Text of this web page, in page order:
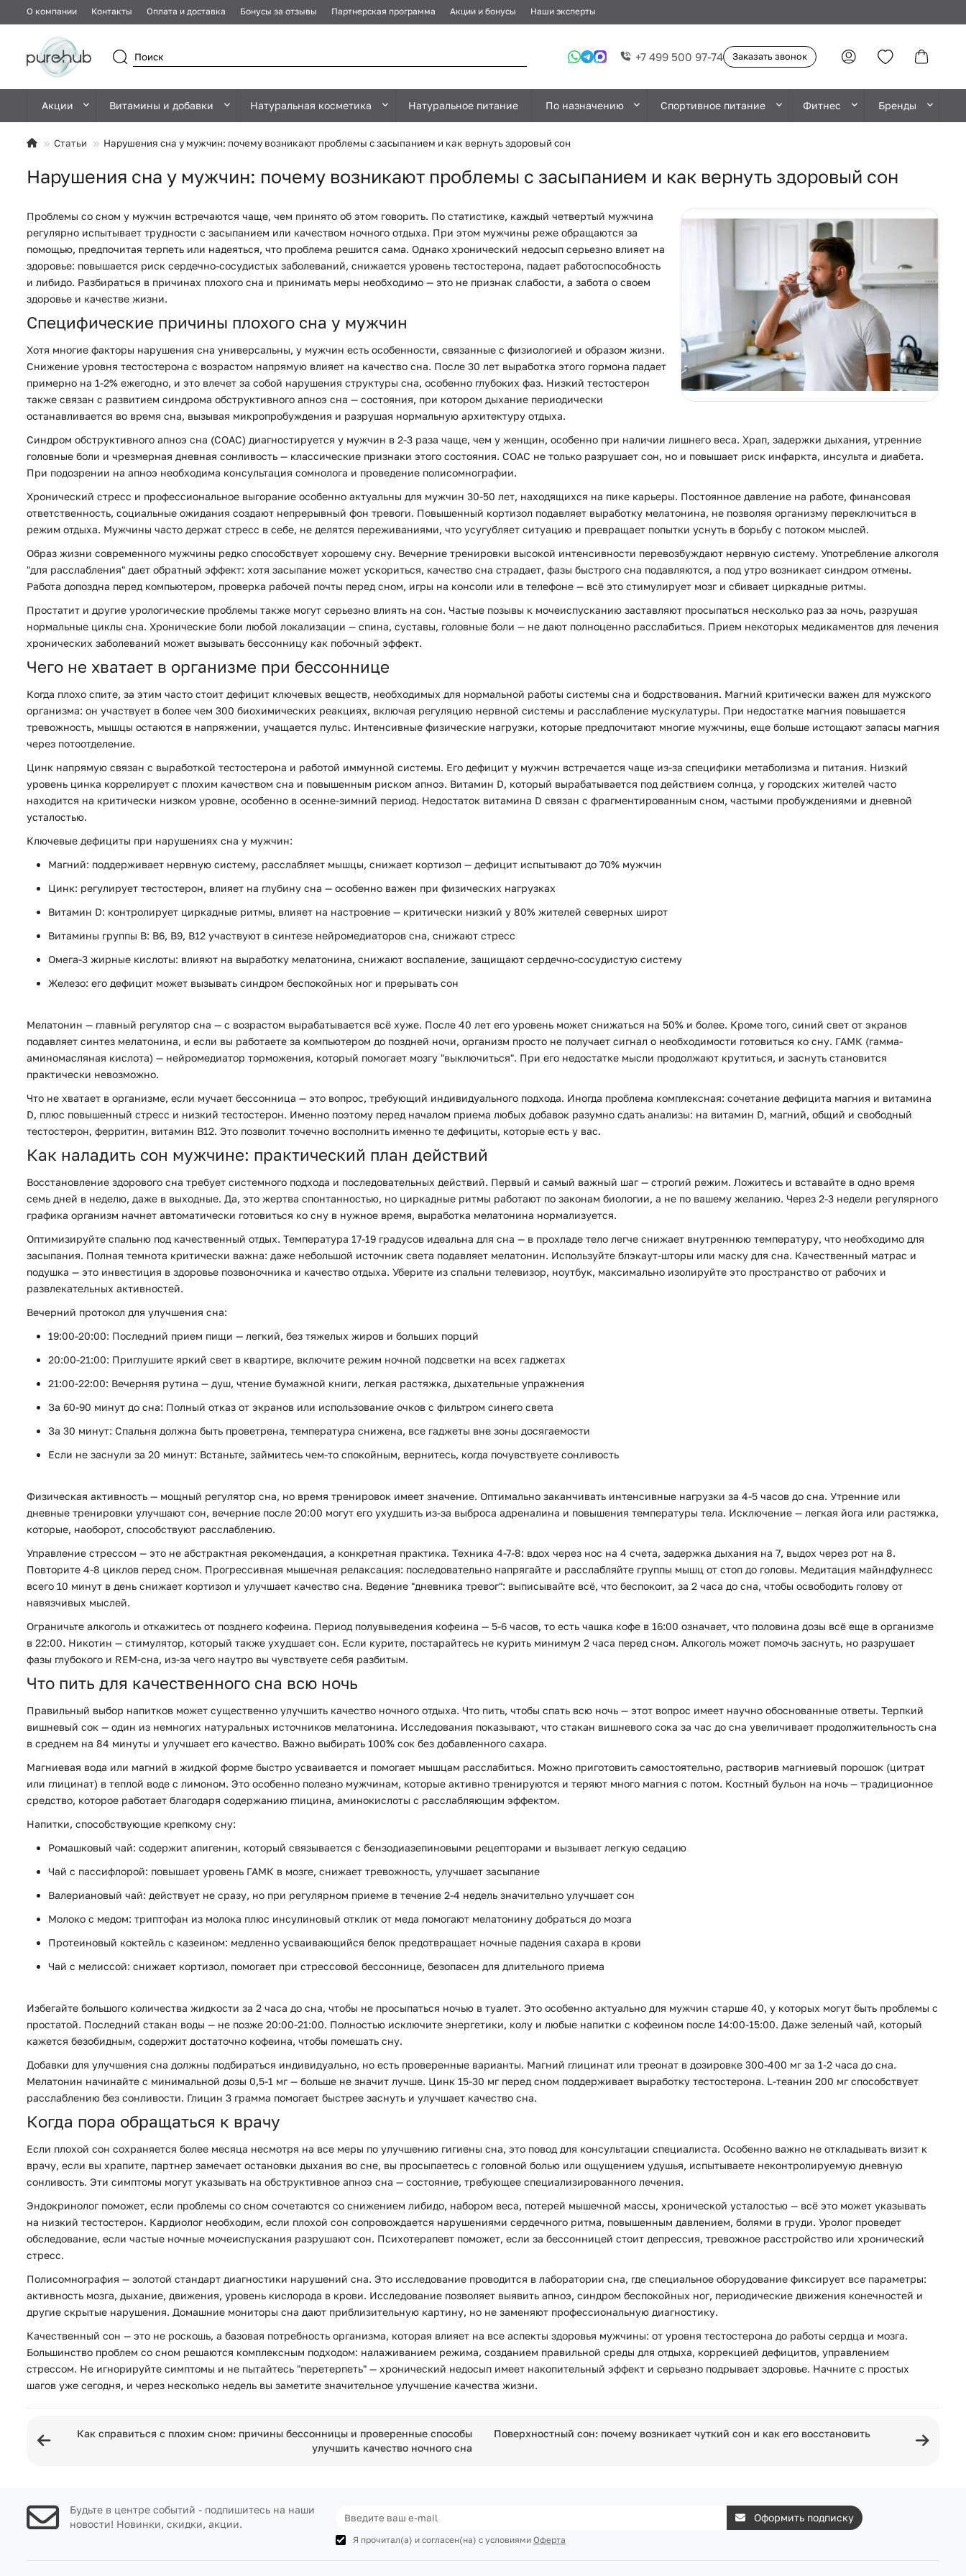
О компании Контакты Оплата и доставка Бонусы за отзывы Партнерская программа Акции и бонусы Наши эксперты
+7 499 500 97-74 Заказать звонок
Акции Витамины и добавки Натуральная косметика Натуральное питание По назначению Спортивное питание Фитнес Бренды
Статьи Нарушения сна у мужчин: почему возникают проблемы с засыпанием и как вернуть здоровый сон
Нарушения сна у мужчин: почему возникают проблемы с засыпанием и как вернуть здоровый сон
Проблемы со сном у мужчин встречаются чаще, чем принято об этом говорить. По статистике, каждый четвертый мужчина
регулярно испытывает трудности с засыпанием или качеством ночного отдыха. При этом мужчины реже обращаются за
помощью, предпочитая терпеть или надеяться, что проблема решится сама. Однако хронический недосып серьезно влияет на
здоровье: повышается риск сердечно-сосудистых заболеваний, снижается уровень тестостерона, падает работоспособность
и либидо. Разбираться в причинах плохого сна и принимать меры необходимо — это не признак слабости, а забота о своем
здоровье и качестве жизни.
Специфические причины плохого сна у мужчин
Хотя многие факторы нарушения сна универсальны, у мужчин есть особенности, связанные с физиологией и образом жизни.
Снижение уровня тестостерона с возрастом напрямую влияет на качество сна. После 30 лет выработка этого гормона падает
примерно на 1-2% ежегодно, и это влечет за собой нарушения структуры сна, особенно глубоких фаз. Низкий тестостерон
также связан с развитием синдрома обструктивного апноэ сна — состояния, при котором дыхание периодически
останавливается во время сна, вызывая микропробуждения и разрушая нормальную архитектуру отдыха.
Синдром обструктивного апноэ сна (СОАС) диагностируется у мужчин в 2-3 раза чаще, чем у женщин, особенно при наличии лишнего веса. Храп, задержки дыхания, утренние
головные боли и чрезмерная дневная сонливость — классические признаки этого состояния. СОАС не только разрушает сон, но и повышает риск инфаркта, инсульта и диабета.
При подозрении на апноэ необходима консультация сомнолога и проведение полисомнографии.
Хронический стресс и профессиональное выгорание особенно актуальны для мужчин 30-50 лет, находящихся на пике карьеры. Постоянное давление на работе, финансовая
ответственность, социальные ожидания создают непрерывный фон тревоги. Повышенный кортизол подавляет выработку мелатонина, не позволяя организму переключиться в
режим отдыха. Мужчины часто держат стресс в себе, не делятся переживаниями, что усугубляет ситуацию и превращает попытки уснуть в борьбу с потоком мыслей.
Образ жизни современного мужчины редко способствует хорошему сну. Вечерние тренировки высокой интенсивности перевозбуждают нервную систему. Употребление алкоголя
"для расслабления" дает обратный эффект: хотя засыпание может ускориться, качество сна страдает, фазы быстрого сна подавляются, а под утро возникает синдром отмены.
Работа допоздна перед компьютером, проверка рабочей почты перед сном, игры на консоли или в телефоне — всё это стимулирует мозг и сбивает циркадные ритмы.
Простатит и другие урологические проблемы также могут серьезно влиять на сон. Частые позывы к мочеиспусканию заставляют просыпаться несколько раз за ночь, разрушая
нормальные циклы сна. Хронические боли любой локализации — спина, суставы, головные боли — не дают полноценно расслабиться. Прием некоторых медикаментов для лечения
хронических заболеваний может вызывать бессонницу как побочный эффект.
Чего не хватает в организме при бессоннице
Когда плохо спите, за этим часто стоит дефицит ключевых веществ, необходимых для нормальной работы системы сна и бодрствования. Магний критически важен для мужского
организма: он участвует в более чем 300 биохимических реакциях, включая регуляцию нервной системы и расслабление мускулатуры. При недостатке магния повышается
тревожность, мышцы остаются в напряжении, учащается пульс. Интенсивные физические нагрузки, которые предпочитают многие мужчины, еще больше истощают запасы магния
через потоотделение.
Цинк напрямую связан с выработкой тестостерона и работой иммунной системы. Его дефицит у мужчин встречается чаще из-за специфики метаболизма и питания. Низкий
уровень цинка коррелирует с плохим качеством сна и повышенным риском апноэ. Витамин D, который вырабатывается под действием солнца, у городских жителей часто
находится на критически низком уровне, особенно в осенне-зимний период. Недостаток витамина D связан с фрагментированным сном, частыми пробуждениями и дневной
усталостью.
Ключевые дефициты при нарушениях сна у мужчин:
Магний: поддерживает нервную систему, расслабляет мышцы, снижает кортизол — дефицит испытывают до 70% мужчин
Цинк: регулирует тестостерон, влияет на глубину сна — особенно важен при физических нагрузках
Витамин D: контролирует циркадные ритмы, влияет на настроение — критически низкий у 80% жителей северных широт
Витамины группы B: B6, B9, B12 участвуют в синтезе нейромедиаторов сна, снижают стресс
Омега-3 жирные кислоты: влияют на выработку мелатонина, снижают воспаление, защищают сердечно-сосудистую систему
Железо: его дефицит может вызывать синдром беспокойных ног и прерывать сон
Мелатонин — главный регулятор сна — с возрастом вырабатывается всё хуже. После 40 лет его уровень может снижаться на 50% и более. Кроме того, синий свет от экранов
подавляет синтез мелатонина, и если вы работаете за компьютером до поздней ночи, организм просто не получает сигнал о необходимости готовиться ко сну. ГАМК (гамма-
аминомасляная кислота) — нейромедиатор торможения, который помогает мозгу "выключиться". При его недостатке мысли продолжают крутиться, и заснуть становится
практически невозможно.
Что не хватает в организме, если мучает бессонница — это вопрос, требующий индивидуального подхода. Иногда проблема комплексная: сочетание дефицита магния и витамина
D, плюс повышенный стресс и низкий тестостерон. Именно поэтому перед началом приема любых добавок разумно сдать анализы: на витамин D, магний, общий и свободный
тестостерон, ферритин, витамин B12. Это позволит точечно восполнить именно те дефициты, которые есть у вас.
Как наладить сон мужчине: практический план действий
Восстановление здорового сна требует системного подхода и последовательных действий. Первый и самый важный шаг — строгий режим. Ложитесь и вставайте в одно время
семь дней в неделю, даже в выходные. Да, это жертва спонтанностью, но циркадные ритмы работают по законам биологии, а не по вашему желанию. Через 2-3 недели регулярного
графика организм начнет автоматически готовиться ко сну в нужное время, выработка мелатонина нормализуется.
Оптимизируйте спальню под качественный отдых. Температура 17-19 градусов идеальна для сна — в прохладе тело легче снижает внутреннюю температуру, что необходимо для
засыпания. Полная темнота критически важна: даже небольшой источник света подавляет мелатонин. Используйте блэкаут-шторы или маску для сна. Качественный матрас и
подушка — это инвестиция в здоровье позвоночника и качество отдыха. Уберите из спальни телевизор, ноутбук, максимально изолируйте это пространство от рабочих и
развлекательных активностей.
Вечерний протокол для улучшения сна:
19:00-20:00: Последний прием пищи — легкий, без тяжелых жиров и больших порций
20:00-21:00: Приглушите яркий свет в квартире, включите режим ночной подсветки на всех гаджетах
21:00-22:00: Вечерняя рутина — душ, чтение бумажной книги, легкая растяжка, дыхательные упражнения
За 60-90 минут до сна: Полный отказ от экранов или использование очков с фильтром синего света
За 30 минут: Спальня должна быть проветрена, температура снижена, все гаджеты вне зоны досягаемости
Если не заснули за 20 минут: Встаньте, займитесь чем-то спокойным, вернитесь, когда почувствуете сонливость
Физическая активность — мощный регулятор сна, но время тренировок имеет значение. Оптимально заканчивать интенсивные нагрузки за 4-5 часов до сна. Утренние или
дневные тренировки улучшают сон, вечерние после 20:00 могут его ухудшить из-за выброса адреналина и повышения температуры тела. Исключение — легкая йога или растяжка,
которые, наоборот, способствуют расслаблению.
Управление стрессом — это не абстрактная рекомендация, а конкретная практика. Техника 4-7-8: вдох через нос на 4 счета, задержка дыхания на 7, выдох через рот на 8.
Повторите 4-8 циклов перед сном. Прогрессивная мышечная релаксация: последовательно напрягайте и расслабляйте группы мышц от стоп до головы. Медитация майндфулнесс
всего 10 минут в день снижает кортизол и улучшает качество сна. Ведение "дневника тревог": выписывайте всё, что беспокоит, за 2 часа до сна, чтобы освободить голову от
навязчивых мыслей.
Ограничьте алкоголь и откажитесь от позднего кофеина. Период полувыведения кофеина — 5-6 часов, то есть чашка кофе в 16:00 означает, что половина дозы всё еще в организме
в 22:00. Никотин — стимулятор, который также ухудшает сон. Если курите, постарайтесь не курить минимум 2 часа перед сном. Алкоголь может помочь заснуть, но разрушает
фазы глубокого и REM-сна, из-за чего наутро вы чувствуете себя разбитым.
Что пить для качественного сна всю ночь
Правильный выбор напитков может существенно улучшить качество ночного отдыха. Что пить, чтобы спать всю ночь — этот вопрос имеет научно обоснованные ответы. Терпкий
вишневый сок — один из немногих натуральных источников мелатонина. Исследования показывают, что стакан вишневого сока за час до сна увеличивает продолжительность сна
в среднем на 84 минуты и улучшает его качество. Важно выбирать 100% сок без добавленного сахара.
Магниевая вода или магний в жидкой форме быстро усваивается и помогает мышцам расслабиться. Можно приготовить самостоятельно, растворив магниевый порошок (цитрат
или глицинат) в теплой воде с лимоном. Это особенно полезно мужчинам, которые активно тренируются и теряют много магния с потом. Костный бульон на ночь — традиционное
средство, которое работает благодаря содержанию глицина, аминокислоты с расслабляющим эффектом.
Напитки, способствующие крепкому сну:
Ромашковый чай: содержит апигенин, который связывается с бензодиазепиновыми рецепторами и вызывает легкую седацию
Чай с пассифлорой: повышает уровень ГАМК в мозге, снижает тревожность, улучшает засыпание
Валериановый чай: действует не сразу, но при регулярном приеме в течение 2-4 недель значительно улучшает сон
Молоко с медом: триптофан из молока плюс инсулиновый отклик от меда помогают мелатонину добраться до мозга
Протеиновый коктейль с казеином: медленно усваивающийся белок предотвращает ночные падения сахара в крови
Чай с мелиссой: снижает кортизол, помогает при стрессовой бессоннице, безопасен для длительного приема
Избегайте большого количества жидкости за 2 часа до сна, чтобы не просыпаться ночью в туалет. Это особенно актуально для мужчин старше 40, у которых могут быть проблемы с
простатой. Последний стакан воды — не позже 20:00-21:00. Полностью исключите энергетики, колу и любые напитки с кофеином после 14:00-15:00. Даже зеленый чай, который
кажется безобидным, содержит достаточно кофеина, чтобы помешать сну.
Добавки для улучшения сна должны подбираться индивидуально, но есть проверенные варианты. Магний глицинат или треонат в дозировке 300-400 мг за 1-2 часа до сна.
Мелатонин начинайте с минимальной дозы 0,5-1 мг — больше не значит лучше. Цинк 15-30 мг перед сном поддерживает выработку тестостерона. L-теанин 200 мг способствует
расслаблению без сонливости. Глицин 3 грамма помогает быстрее заснуть и улучшает качество сна.
Когда пора обращаться к врачу
Если плохой сон сохраняется более месяца несмотря на все меры по улучшению гигиены сна, это повод для консультации специалиста. Особенно важно не откладывать визит к
врачу, если вы храпите, партнер замечает остановки дыхания во сне, вы просыпаетесь с головной болью или ощущением удушья, испытываете неконтролируемую дневную
сонливость. Эти симптомы могут указывать на обструктивное апноэ сна — состояние, требующее специализированного лечения.
Эндокринолог поможет, если проблемы со сном сочетаются со снижением либидо, набором веса, потерей мышечной массы, хронической усталостью — всё это может указывать
на низкий тестостерон. Кардиолог необходим, если плохой сон сопровождается нарушениями сердечного ритма, повышенным давлением, болями в груди. Уролог проведет
обследование, если частые ночные мочеиспускания разрушают сон. Психотерапевт поможет, если за бессонницей стоит депрессия, тревожное расстройство или хронический
стресс.
Полисомнография — золотой стандарт диагностики нарушений сна. Это исследование проводится в лаборатории сна, где специальное оборудование фиксирует все параметры:
активность мозга, дыхание, движения, уровень кислорода в крови. Исследование позволяет выявить апноэ, синдром беспокойных ног, периодические движения конечностей и
другие скрытые нарушения. Домашние мониторы сна дают приблизительную картину, но не заменяют профессиональную диагностику.
Качественный сон — это не роскошь, а базовая потребность организма, которая влияет на все аспекты здоровья мужчины: от уровня тестостерона до работы сердца и мозга.
Большинство проблем со сном решаются комплексным подходом: налаживанием режима, созданием правильной среды для отдыха, коррекцией дефицитов, управлением
стрессом. Не игнорируйте симптомы и не пытайтесь "перетерпеть" — хронический недосып имеет накопительный эффект и серьезно подрывает здоровье. Начните с простых
шагов уже сегодня, и через несколько недель вы заметите значительное улучшение качества жизни.
Как справиться с плохим сном: причины бессонницы и проверенные способы
улучшить качество ночного сна
Поверхностный сон: почему возникает чуткий сон и как его восстановить
Будьте в центре событий - подпишитесь на наши
новости! Новинки, скидки, акции.
Оформить подписку
Я прочитал(а) и согласен(на) с условиями Оферта